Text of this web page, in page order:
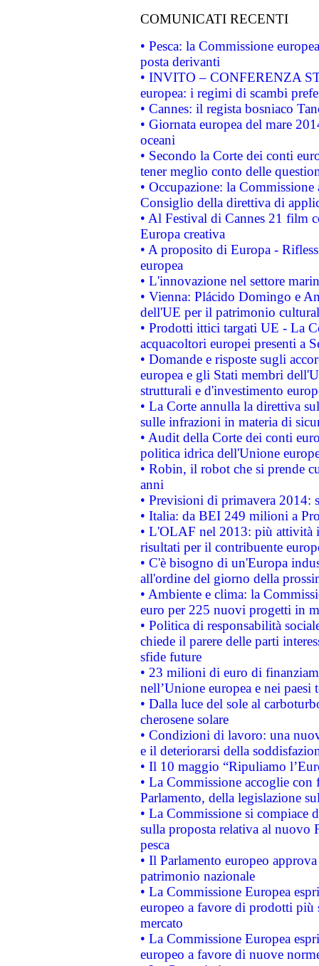
COMUNICATI RECENTI
• Pesca: la Commissione
posta derivanti
• INVITO – CONFERENZA
europea: i regimi di scambi
• Cannes: il regista bosniaco
• Giornata europea del mare
oceani
• Secondo la Corte dei conti
tener meglio conto delle
• Occupazione: la
Consiglio della direttiva di
• Al Festival di Cannes 21 film
Europa creativa
• A proposito di Europa -
europea
• L'innovazione nel settore
• Vienna: Plácido Domingo e
dell'UE per il patrimonio
• Prodotti ittici targati UE - La
acquacoltori europei presenti a
• Domande e risposte sugli
europea e gli Stati membri
strutturali e d'investimento
• La Corte annulla la direttiva
sulle infrazioni in materia di
• Audit della Corte dei conti
politica idrica dell'Unione
• Robin, il robot che si prende
anni
• Previsioni di primavera 2014:
• Italia: da BEI 249 milioni a
• L'OLAF nel 2013: più attività
risultati per il contribuente
• C'è bisogno di un'Europa
all'ordine del giorno della
• Ambiente e clima: la
euro per 225 nuovi progetti in
• Politica di responsabilità
chiede il parere delle parti
sfide future
• 23 milioni di euro di
nell’Unione europea e nei paesi
• Dalla luce del sole al
cherosene solare
• Condizioni di lavoro: una
e il deteriorarsi della
• Il 10 maggio “Ripuliamo
• La Commissione accoglie
Parlamento, della legislazione
• La Commissione si compiace
sulla proposta relativa al nuovo
pesca
• Il Parlamento europeo
patrimonio nazionale
• La Commissione Europea
europeo a favore di prodotti
mercato
• La Commissione Europea
europeo a favore di nuove